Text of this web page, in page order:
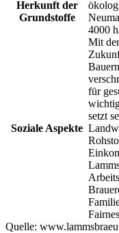
Herkunft der
Grundstoffe
4000
Soziale Aspekte
Mit
für
setzt
Quelle: